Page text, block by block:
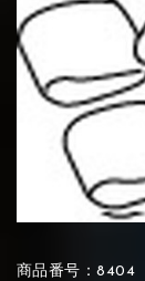
④Brown
⑦Blue
①Beige
④Brown
①Black
④Beige
①Black
④Beige
商品番号：8404